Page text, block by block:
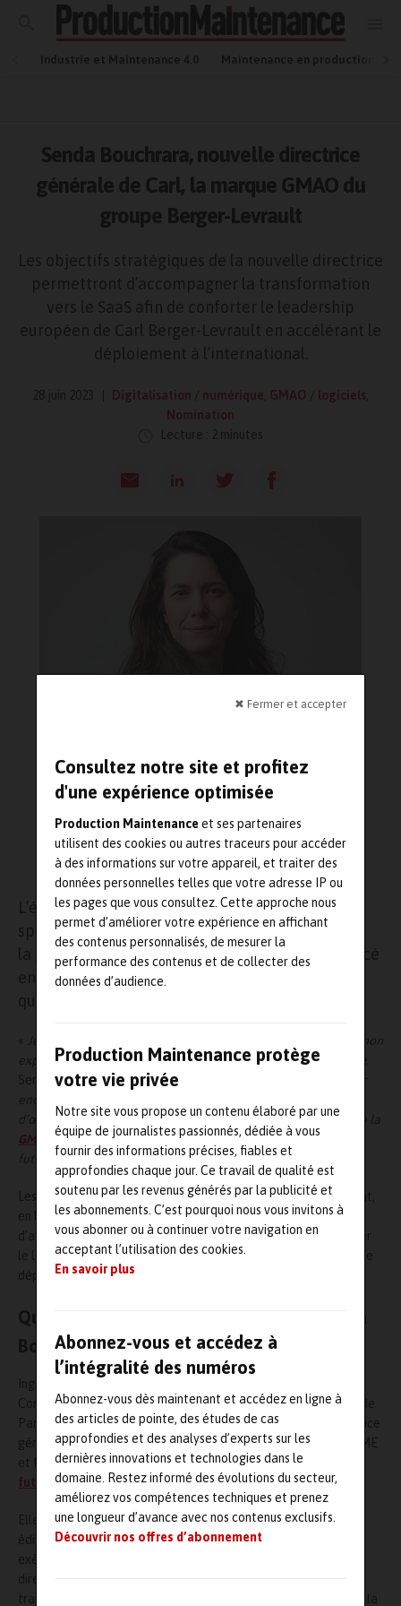
✖ Fermer et accepter
Consultez notre site et profitez
d'une expérience optimisée
Production Maintenanceet ses partenaires
utilisent des cookies ou autres traceurs pour accéder
à des informations sur votre appareil, et traiter des
données personnelles telles que votre adresse IP ou
les pages que vous consultez. Cette approche nous
permet d’améliorer votre expérience en affichant
des contenus personnalisés, de mesurer la
performance des contenus et de collecter des
données d’audience.
Production Maintenance protège
votre vie privée
Notre site vous propose un contenu élaboré par une
équipe de journalistes passionnés, dédiée à vous
fournir des informations précises, fiables et
approfondies chaque jour. Ce travail de qualité est
soutenu par les revenus générés par la publicité et
les abonnements. C’est pourquoi nous vous invitons à
vous abonner ou à continuer votre navigation en
acceptant l’utilisation des cookies.
En savoir plus
Abonnez-vous et accédez à
l’intégralité des numéros
Abonnez-vous dès maintenant et accédez en ligne à
des articles de pointe, des études de cas
approfondies et des analyses d’experts sur les
dernières innovations et technologies dans le
domaine. Restez informé des évolutions du secteur,
améliorez vos compétences techniques et prenez
une longueur d’avance avec nos contenus exclusifs.
Découvrir nos offres d’abonnement
Industrie et Maintenance 4.0 Maintenance en production
Senda Bouchrara, nouvelle directrice
générale de Carl, la marque GMAO du
groupe Berger-Levrault
Les objectifs stratégiques de la nouvelle directrice
permettront d’accompagner la transformation
vers le SaaS afin de conforter le leadership
européen de Carl Berger-Levrault en accélérant le
déploiement à l’international.
28 juin 2023 Digitalisation / numérique GMAO / logiciels
Nomination
Lecture : 2 minutes
L’éditeur de logicielsCarl Berger-Levrault,
spécialisé dans la gestion de
la
maintenance industrielle et tertiaire, a annoncé
en juin dernier l’arrivée de Senda Bouchrara en
qualité de directrice générale.
Je suis ravie de rejoindre
et de mettre mon
expérience et mon énergie au service de nos clients, a déclaré
Senda Bouchrara.Avec nos équipes, j’aurai à cœur d’améliorer
encore et toujours la qualité de notre accompagnement,
d’œuvrer pour la satisfaction de nos clients et de co-construire la
GMAO
de demain pour répondre aux enjeux de l’Industrie du
futur, des villes et des bâtiments intelligents.».
Les objectifs stratégiques de la nouvelle directrice permettront,
en lien avec le projet d’entreprise BLueX de Berger-Levrault,
d’accompagner la transformation vers leSaaSafin de conforter
le leadership européen de Carl Berger-Levrault en accélérant le
déploiement à l’international.
Quelques données sur le parcours de Senda
Bouchrara
Ingénieure en informatique de l’Université de technologie de
Compiègne (UTC) et diplômée d’un Master en finance de l’IAE de
Paris, Senda Bouchrara occupait jusqu’alors le poste de directrice
générale adjointe deVisiativ, acteur de la numérisation des PME
et ETI industrielles pour adresser les enjeux de l’industrie du
futur
Elle a été auparavant membre du comité exécutif deCegid
éditeur de solutions de gestion Cloud, en tant que directrice
exécutive de la performance et de la transformation puis de
directrice des services. Son expérience des projets de
transformation en lien avec l’économie de la souscription et de la